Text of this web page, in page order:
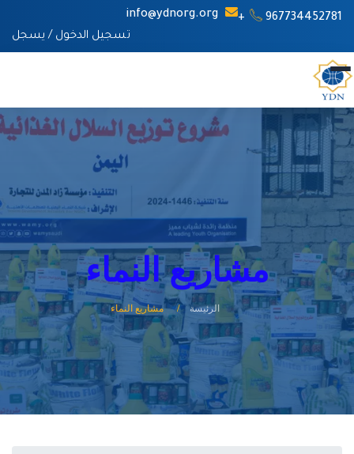
967734452781+
info@ydnorg.org
تسجيل الدخول / يسجل
مشاريع النماء
الرئيسة مشاريع النماء